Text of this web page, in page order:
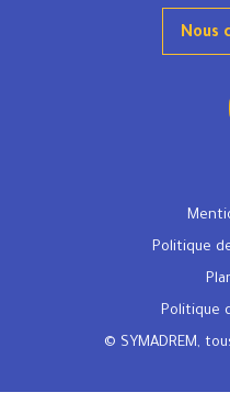
Nous
Politique
Politique
© SYMADREM,